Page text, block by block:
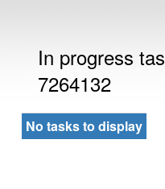
In progress
7264132
No tasks to display